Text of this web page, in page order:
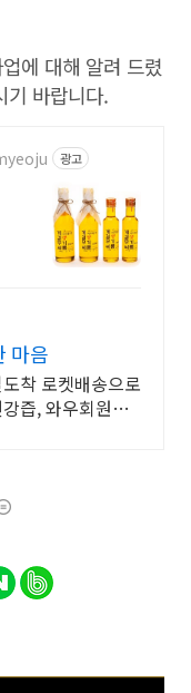
에 대해 알려 드렸
기 바랍니다.
광고
마음
착 로켓배송으로
즙, 와우회원